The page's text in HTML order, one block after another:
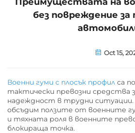
без повреждение
Oct 15,
Военни гуми с плосък профил са
тактически превозни средства
надеждност в трудни
обсъдим ползите от военните
и тяхната роля в военните
блокираща точка.